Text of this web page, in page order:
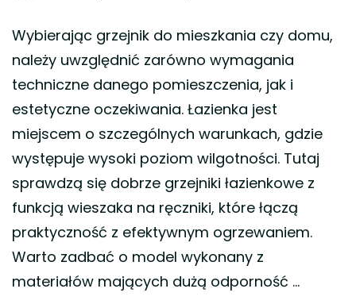
Wybierając grzejnik do mieszkania czy domu,
należy uwzględnić zarówno wymagania
techniczne danego pomieszczenia, jak i
estetyczne oczekiwania. Łazienka jest
miejscem o szczególnych warunkach, gdzie
występuje wysoki poziom wilgotności. Tutaj
sprawdzą się dobrze grzejniki łazienkowe z
funkcją wieszaka na ręczniki, które łączą
praktyczność z efektywnym ogrzewaniem.
Warto zadbać o model wykonany z
materiałów mających dużą odporność …